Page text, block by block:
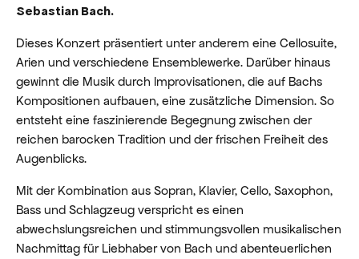
Sebastian Bach.
Dieses Konzert präsentiert unter anderem eine Cellosuite,
Arien und verschiedene Ensemblewerke. Darüber hinaus
gewinnt die Musik durch Improvisationen, die auf Bachs
Kompositionen aufbauen, eine zusätzliche Dimension. So
entsteht eine faszinierende Begegnung zwischen der
reichen barocken Tradition und der frischen Freiheit des
Augenblicks.
Mit der Kombination aus Sopran, Klavier, Cello, Saxophon,
Bass und Schlagzeug verspricht es einen
abwechslungsreichen und stimmungsvollen musikalischen
Nachmittag für Liebhaber von Bach und abenteuerlichen